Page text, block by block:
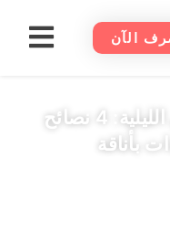
الآن
دليل التعارف في النوادي الليلية: 4 نصائح
بأناقة